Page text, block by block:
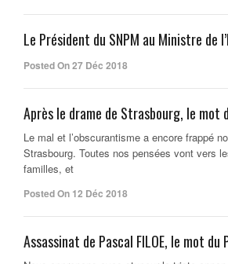
Le Président du SNPM au Ministre de
Posted On 27 Déc 2018
Après le drame de Strasbourg, le mot
Le mal et l’obscurantisme a encore frappé
Strasbourg. Toutes nos pensées vont vers
familles, et
Posted On 12 Déc 2018
Assassinat de Pascal FILOE, le mot du